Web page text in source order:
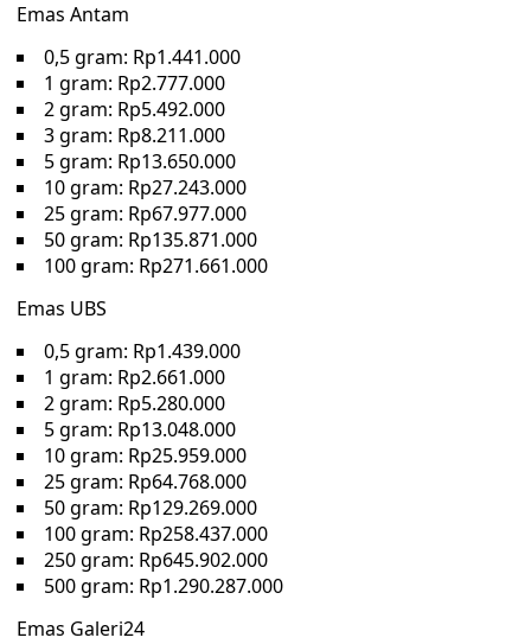
Emas Antam
0,5 gram: Rp1.441.000
1 gram: Rp2.777.000
2 gram: Rp5.492.000
3 gram: Rp8.211.000
5 gram: Rp13.650.000
10 gram: Rp27.243.000
25 gram: Rp67.977.000
50 gram: Rp135.871.000
100 gram: Rp271.661.000
Emas UBS
0,5 gram: Rp1.439.000
1 gram: Rp2.661.000
2 gram: Rp5.280.000
5 gram: Rp13.048.000
10 gram: Rp25.959.000
25 gram: Rp64.768.000
50 gram: Rp129.269.000
100 gram: Rp258.437.000
250 gram: Rp645.902.000
500 gram: Rp1.290.287.000
Emas Galeri24